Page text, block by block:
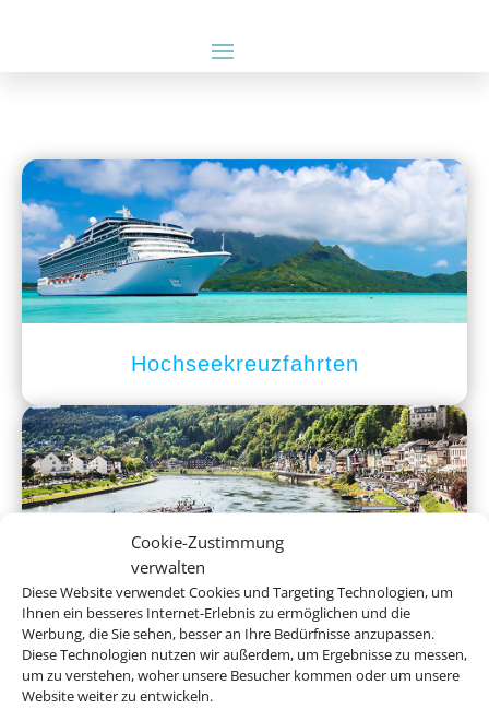
Cookie-Zustimmung
verwalten
Diese Website verwendet Cookies und Targeting Technologien, um
Ihnen ein besseres Internet-Erlebnis zu ermöglichen und die
Werbung, die Sie sehen, besser an Ihre Bedürfnisse anzupassen.
Diese Technologien nutzen wir außerdem, um Ergebnisse zu messen,
um zu verstehen, woher unsere Besucher kommen oder um unsere
Website weiter zu entwickeln.
Hochseekreuzfahrten
Flusskreuzfahrten